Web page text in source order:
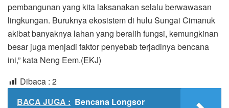
pembangunan yang kita laksanakan selalu berwawasan
lingkungan. Buruknya ekosistem di hulu Sungai Cimanuk
akibat banyaknya lahan yang beralih fungsi, kemungkinan
besar juga menjadi faktor penyebab terjadinya bencana
ini,” kata Neng Eem.(EKJ)
Dibaca : 2
BACA JUGA : Bencana Longsor